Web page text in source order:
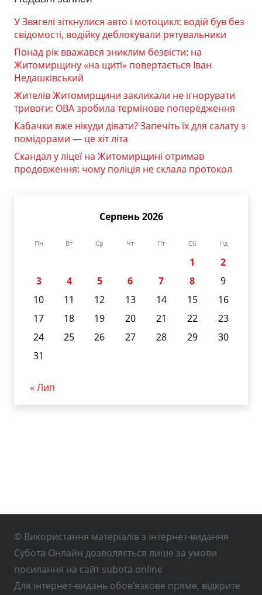
У Звягелі зіткнулися авто і мотоцикл: водій був без
свідомості, водійку деблокували рятувальники
Понад рік вважався зниклим безвісти: на
Житомирщину «на щиті» повертається Іван
Недашківський
Жителів Житомирщини закликали не ігнорувати
тривоги: ОВА зробила термінове попередження
Кабачки вже нікуди дівати? Запечіть їх для салату з
помідорами — це хіт літа
Скандал у ліцеї на Житомирщині отримав
продовження: чому поліція не склала протокол
Серпень 2026
Пн Вт Ср Чт Пт Сб Нд
1
2
3
4 5 6 7 8
9
10
11 12 13 14 15
16
17
18 19 20 21 22
23
24
25 26 27 28 29
30
31
« Лип
© Використання матеріалів з інтернет-видання
Субота Онлайн дозволяється лише за умови
посилання на сайт subota.online
Для інтернет-видань обов’язкове пряме, відкрите